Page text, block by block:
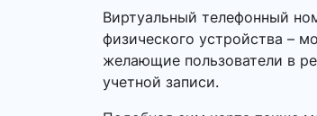
Виртуальный телефонный
физического устройства –
желающие пользователи в
учетной записи.